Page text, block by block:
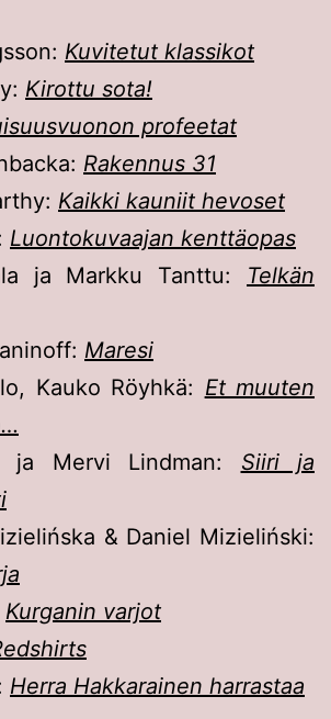
Kuvitetut klassikot
Kirottu sota!
profeetat
Rakennus 31
Kaikki kauniit hevoset
Luontokuvaajan kenttäopas
ja Markku Tanttu: Telkän
Maresi
Kauko Röyhkä: Et muuten
ja Mervi Lindman: Siiri ja
& Daniel Mizieliński:
Kurganin varjot
Herra Hakkarainen harrastaa